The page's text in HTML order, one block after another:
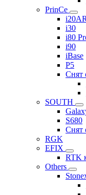
PrinCe
i20AR
i30
i80
i90
iBase
P5
Снят
SOUTH
S680
Снят
RGK
EFIX
RTK
Others